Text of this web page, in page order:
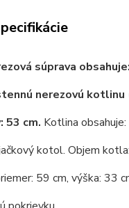
súprava obsahuje:
nerezovú kotlinu
53 cm. Kotlina
kotol. Objem
59 cm, výška: 33